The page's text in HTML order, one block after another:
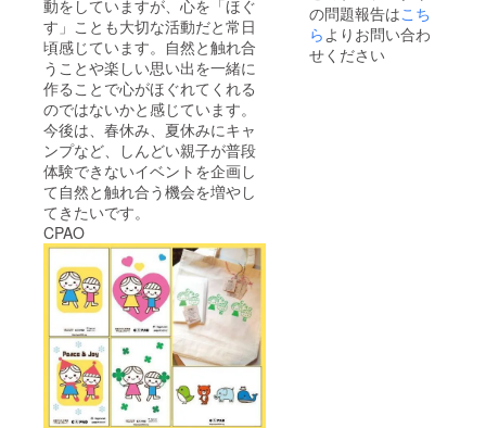
動をしていますが、心を「ほぐ
す」ことも大切な活動だと常日
頃感じています。自然と触れ合
うことや楽しい思い出を一緒に
作ることで心がほぐれてくれる
のではないかと感じています。
今後は、春休み、夏休みにキャ
ンプなど、しんどい親子が普段
体験できないイベントを企画し
て自然と触れ合う機会を増やし
てきたいです。
CPAO
の問題報告はこち
らよりお問い合わ
せください